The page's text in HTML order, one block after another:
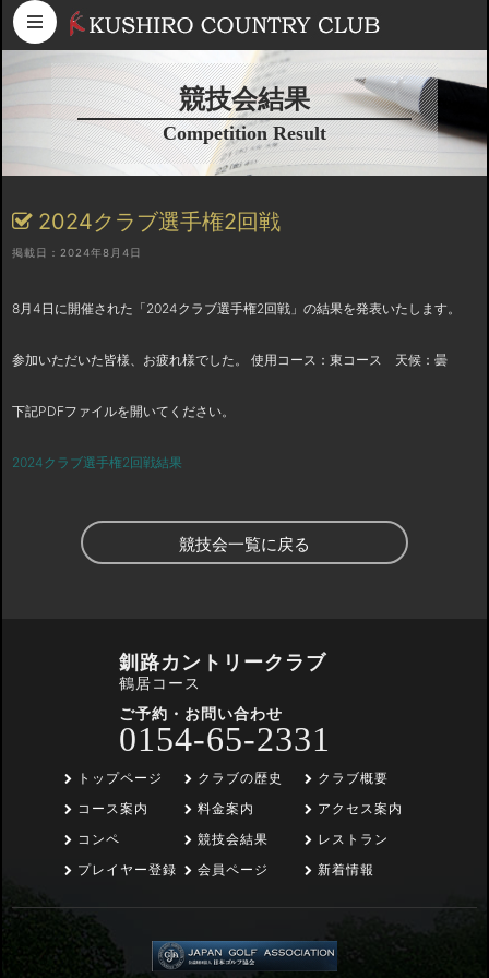
コンテンツへスキップ
競技会結果
Competition Result
2024クラブ選手権2回戦
掲載日：2024年8月4日
8月4日に開催された「2024クラブ選手権2回戦」の結果を発表いたします。
参加いただいた皆様、お疲れ様でした。 使用コース：東コース 天候：曇
下記PDFファイルを開いてください。
2024クラブ選手権2回戦結果
競技会一覧に戻る
釧路カントリークラブ
鶴居コース
ご予約・お問い合わせ
0154-65-2331
トップページ
コース案内
コンペ
プレイヤー登録
クラブの歴史
料金案内
競技会結果
会員ページ
クラブ概要
アクセス案内
レストラン
新着情報